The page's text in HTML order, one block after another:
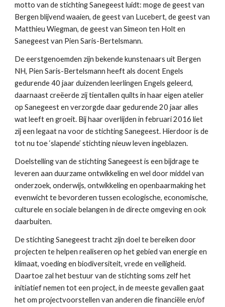
motto van de stichting Sanegeest luidt: moge de geest van
Bergen blijvend waaien, de geest van Lucebert, de geest van
Matthieu Wiegman, de geest van Simeon ten Holt en
Sanegeest van Pien Saris-Bertelsmann.
De eerstgenoemden zijn bekende kunstenaars uit Bergen
NH, Pien Saris-Bertelsmann heeft als docent Engels
gedurende 40 jaar duizenden leerlingen Engels geleerd,
daarnaast creëerde zij tientallen quilts in haar eigen atelier
op Sanegeest en verzorgde daar gedurende 20 jaar alles
wat leeft en groeit. Bij haar overlijden in februari 2016 liet
zij een legaat na voor de stichting Sanegeest. Hierdoor is de
tot nu toe ‘slapende’ stichting nieuw leven ingeblazen.
Doelstelling van de stichting Sanegeest is een bijdrage te
leveren aan duurzame ontwikkeling en wel door middel van
onderzoek, onderwijs, ontwikkeling en openbaarmaking het
evenwicht te bevorderen tussen ecologische, economische,
culturele en sociale belangen in de directe omgeving en ook
daarbuiten.
De stichting Sanegeest tracht zijn doel te bereiken door
projecten te helpen realiseren op het gebied van energie en
klimaat, voeding en biodiversiteit, vrede en veiligheid.
Daartoe zal het bestuur van de stichting soms zelf het
initiatief nemen tot een project, in de meeste gevallen gaat
het om projectvoorstellen van anderen die financiële en/of